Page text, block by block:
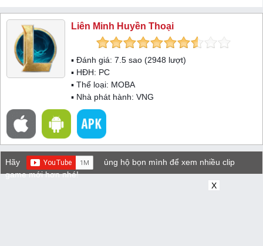
Liên Minh Huyền Thoại
▪ Đánh giá: 7.5 sao (2948 lượt)
▪ HĐH: PC
▪ Thể loại: MOBA
▪ Nhà phát hành: VNG
Hãy
ủng hộ bọn mình để xem nhiều clip
game mới hơn nhé!
X